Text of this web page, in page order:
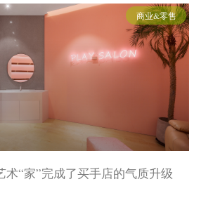
商业&零售
术“家”完成了买手店的气质升级